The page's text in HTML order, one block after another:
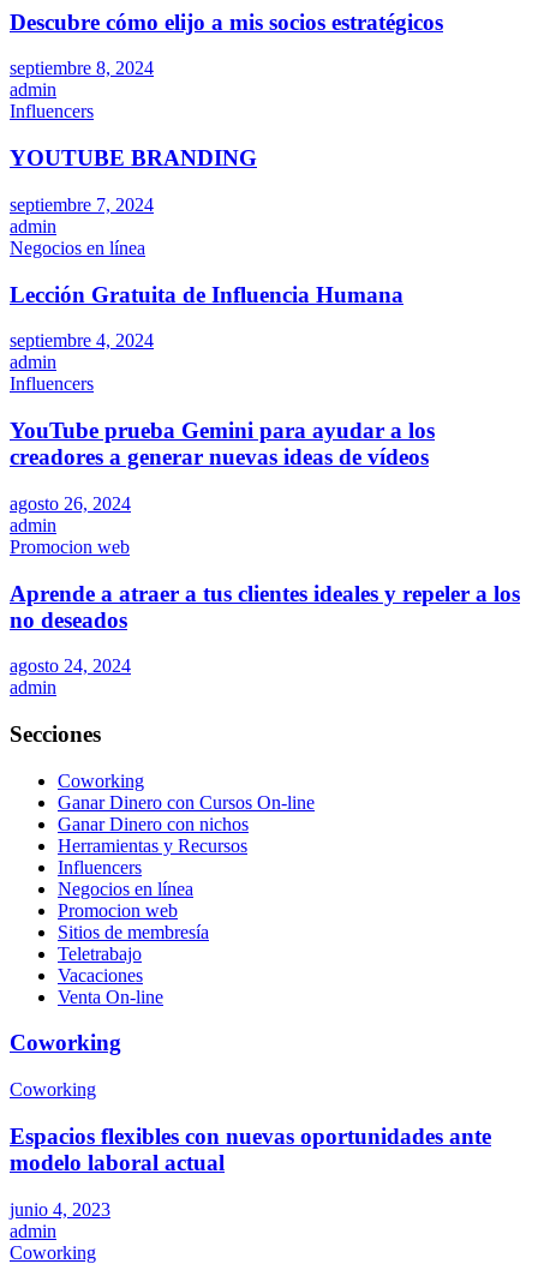
Descubre cómo elijo a mis socios estratégicos
septiembre 8, 2024
admin
Influencers
YOUTUBE BRANDING
septiembre 7, 2024
admin
Negocios en línea
Lección Gratuita de Influencia Humana
septiembre 4, 2024
admin
Influencers
YouTube prueba Gemini para ayudar a los
creadores a generar nuevas ideas de vídeos
agosto 26, 2024
admin
Promocion web
Aprende a atraer a tus clientes ideales y repeler a los
no deseados
agosto 24, 2024
admin
Secciones
Coworking
Ganar Dinero con Cursos On-line
Ganar Dinero con nichos
Herramientas y Recursos
Influencers
Negocios en línea
Promocion web
Sitios de membresía
Teletrabajo
Vacaciones
Venta On-line
Coworking
Coworking
Espacios flexibles con nuevas oportunidades ante
modelo laboral actual
junio 4, 2023
admin
Coworking